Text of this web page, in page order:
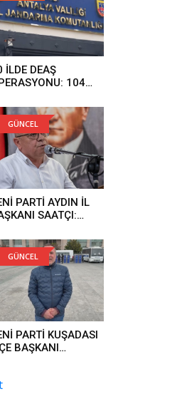
İLDE DEAŞ
104
GÜNCEL
PARTİ AYDIN İL
SAATÇI:
GÜNCEL
PARTİ KUŞADASI
BAŞKANI